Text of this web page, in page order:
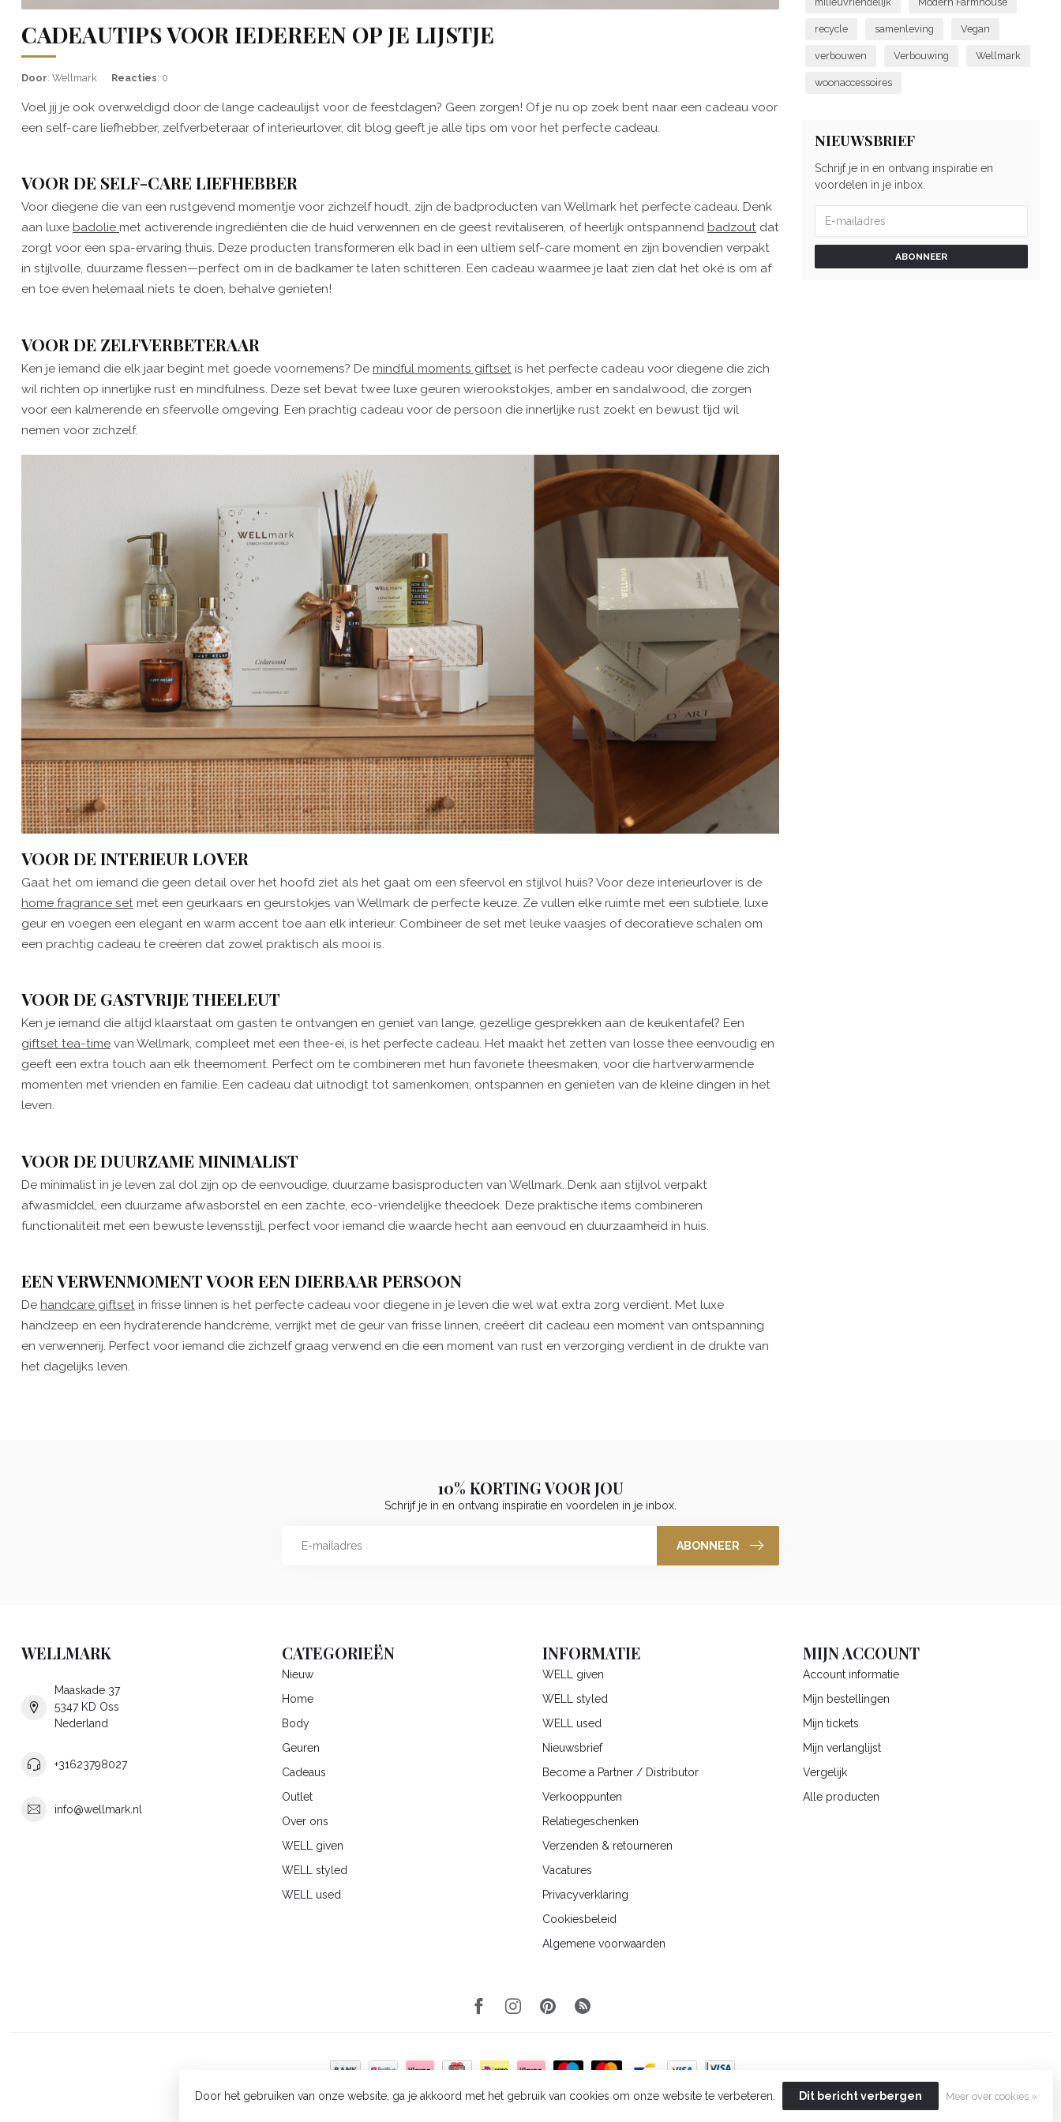
CADEAUTIPS VOOR IEDEREEN OP JE LIJSTJE
Door: Wellmark Reacties: 0
Voel jij je ook overweldigd door de lange cadeaulijst voor de feestdagen? Geen zorgen! Of je nu op zoek bent naar een cadeau voor
een self-care liefhebber, zelfverbeteraar of interieurlover, dit blog geeft je alle tips om voor het perfecte cadeau.
VOOR DE SELF-CARE LIEFHEBBER
Voor diegene die van een rustgevend momentje voor zichzelf houdt, zijn de badproducten van Wellmark het perfecte cadeau. Denk
aan luxe badolie met activerende ingrediënten die de huid verwennen en de geest revitaliseren, of heerlijk ontspannend badzout dat
zorgt voor een spa-ervaring thuis. Deze producten transformeren elk bad in een ultiem self-care moment en zijn bovendien verpakt
in stijlvolle, duurzame flessen—perfect om in de badkamer te laten schitteren. Een cadeau waarmee je laat zien dat het oké is om af
en toe even helemaal niets te doen, behalve genieten!
VOOR DE ZELFVERBETERAAR
Ken je iemand die elk jaar begint met goede voornemens? De mindful moments giftset is het perfecte cadeau voor diegene die zich
wil richten op innerlijke rust en mindfulness. Deze set bevat twee luxe geuren wierookstokjes, amber en sandalwood, die zorgen
voor een kalmerende en sfeervolle omgeving. Een prachtig cadeau voor de persoon die innerlijke rust zoekt en bewust tijd wil
nemen voor zichzelf.
VOOR DE INTERIEUR LOVER
Gaat het om iemand die geen detail over het hoofd ziet als het gaat om een sfeervol en stijlvol huis? Voor deze interieurlover is de
home fragrance set met een geurkaars en geurstokjes van Wellmark de perfecte keuze. Ze vullen elke ruimte met een subtiele, luxe
geur en voegen een elegant en warm accent toe aan elk interieur. Combineer de set met leuke vaasjes of decoratieve schalen om
een prachtig cadeau te creëren dat zowel praktisch als mooi is.
VOOR DE GASTVRIJE THEELEUT
Ken je iemand die altijd klaarstaat om gasten te ontvangen en geniet van lange, gezellige gesprekken aan de keukentafel? Een
giftset tea-time van Wellmark, compleet met een thee-ei, is het perfecte cadeau. Het maakt het zetten van losse thee eenvoudig en
geeft een extra touch aan elk theemoment. Perfect om te combineren met hun favoriete theesmaken, voor die hartverwarmende
momenten met vrienden en familie. Een cadeau dat uitnodigt tot samenkomen, ontspannen en genieten van de kleine dingen in het
leven.
VOOR DE DUURZAME MINIMALIST
De minimalist in je leven zal dol zijn op de eenvoudige, duurzame basisproducten van Wellmark. Denk aan stijlvol verpakt
afwasmiddel, een duurzame afwasborstel en een zachte, eco-vriendelijke theedoek. Deze praktische items combineren
functionaliteit met een bewuste levensstijl, perfect voor iemand die waarde hecht aan eenvoud en duurzaamheid in huis.
EEN VERWENMOMENT VOOR EEN DIERBAAR PERSOON
De handcare giftset in frisse linnen is het perfecte cadeau voor diegene in je leven die wel wat extra zorg verdient. Met luxe
handzeep en een hydraterende handcrème, verrijkt met de geur van frisse linnen, creëert dit cadeau een moment van ontspanning
en verwennerij. Perfect voor iemand die zichzelf graag verwend en die een moment van rust en verzorging verdient in de drukte van
het dagelijks leven.
recycle samenleving Vegan
verbouwen Verbouwing Wellmark
woonaccessoires
NIEUWSBRIEF
Schrijf je in en ontvang inspiratie en
voordelen in je inbox.
ABONNEER
10% KORTING VOOR JOU
Schrijf je in en ontvang inspiratie en voordelen in je inbox.
ABONNEER
WELLMARK
Maaskade 37
5347 KD Oss
Nederland
+31623798027
info@wellmark.nl
CATEGORIEËN
Nieuw
Home
Body
Geuren
Cadeaus
Outlet
Over ons
WELL given
WELL styled
WELL used
INFORMATIE
WELL given
WELL styled
WELL used
Nieuwsbrief
Become a Partner / Distributor
Verkooppunten
Relatiegeschenken
Verzenden & retourneren
Vacatures
Privacyverklaring
Cookiesbeleid
Algemene voorwaarden
MIJN ACCOUNT
Account informatie
Mijn bestellingen
Mijn tickets
Mijn verlanglijst
Vergelijk
Alle producten
© Copyright 2026 Wellmark- Powered byLightspeed -Lightspeed designbyDyvelopment
Door het gebruiken van onze website, ga je akkoord met het gebruik van cookies om onze website te verbeteren. Dit bericht verbergen Meer over cookies »